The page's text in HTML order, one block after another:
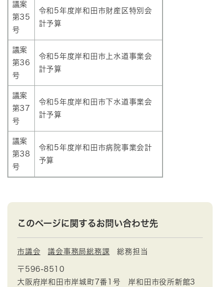
議案
第35
号
令和5年度岸和田市財産区特別会
計予算
議案
第36
号
令和5年度岸和田市上水道事業会
計予算
議案
第37
号
令和5年度岸和田市下水道事業会
計予算
議案
第38
号
令和5年度岸和田市病院事業会計
予算
このページに関するお問い合わせ先
市議会 議会事務局総務課 総務担当
〒596-8510
大阪府岸和田市岸城町7番1号 岸和田市役所新館3